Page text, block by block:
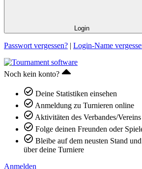
Login
Passwort vergessen? | Login-Name
Noch kein konto?
Deine Statistiken einsehen
Anmeldung zu Turnieren online
Aktivitäten des Verbandes/
Folge deinen Freunden oder
Bleibe auf dem neusten Stand
über deine Turniere
Anmelden